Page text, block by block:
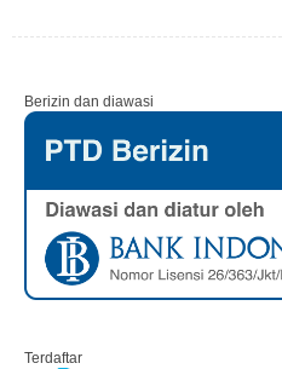
Berizin dan diawasi
Terdaftar